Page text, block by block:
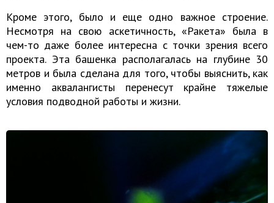
Кроме этого, было и еще одно важное строение.
Несмотря на свою аскетичность, «Ракета» была в
чем-то даже более интересна с точки зрения всего
проекта. Эта башенка располагалась на глубине 30
метров и была сделана для того, чтобы выяснить, как
именно аквалангисты перенесут крайне тяжелые
условия подводной работы и жизни.